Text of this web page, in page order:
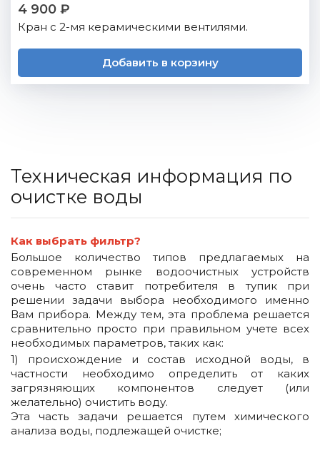
4 900 ₽
Кран с 2-мя керамическими вентилями.
Добавить в корзину
Техническая информация по
очистке воды
Как выбрать фильтр?
Большое количество типов предлагаемых на
современном рынке водоочистных устройств
очень часто ставит потребителя в тупик при
решении задачи выбора необходимого именно
Вам прибора. Между тем, эта проблема решается
сравнительно просто при правильном учете всех
необходимых параметров, таких как:
1) происхождение и состав исходной воды, в
частности необходимо определить от каких
загрязняющих компонентов следует (или
желательно) очистить воду.
Эта часть задачи решается путем химического
анализа воды, подлежащей очистке;